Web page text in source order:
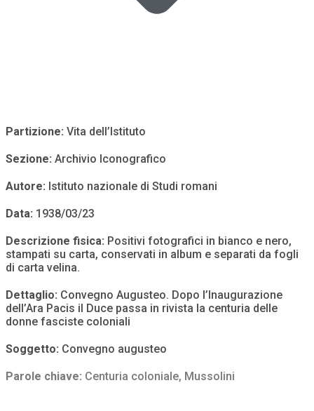
Partizione: Vita dell’Istituto
Sezione: Archivio Iconografico
Autore: Istituto nazionale di Studi romani
Data: 1938/03/23
Descrizione fisica: Positivi fotografici in bianco e nero,
stampati su carta, conservati in album e separati da fogli
di carta velina.
Dettaglio: Convegno Augusteo. Dopo l’Inaugurazione
dell’Ara Pacis il Duce passa in rivista la centuria delle
donne fasciste coloniali
Soggetto: Convegno augusteo
Parole chiave: Centuria coloniale, Mussolini